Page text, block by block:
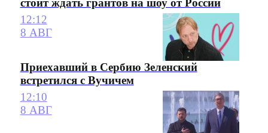
12:12
8 АВГ
Приехавший в Сербию Зеленский
встретился с Вучичем
12:10
8 АВГ